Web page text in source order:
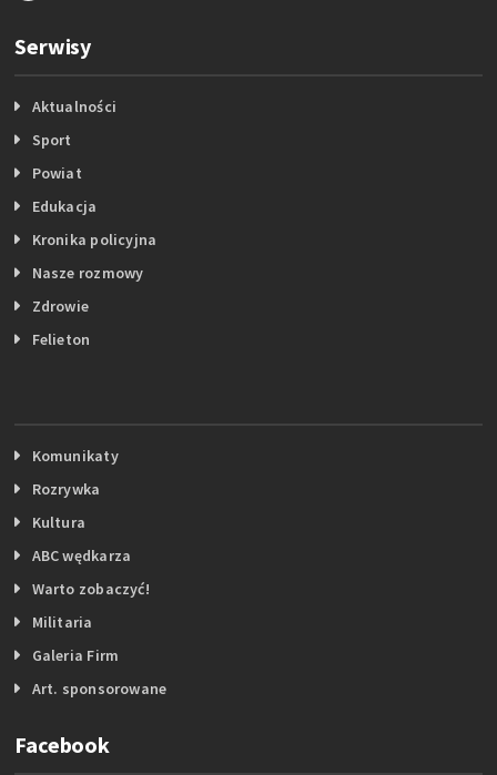
Serwisy
Aktualności
Sport
Powiat
Edukacja
Kronika policyjna
Nasze rozmowy
Zdrowie
Felieton
Komunikaty
Rozrywka
Kultura
ABC wędkarza
Warto zobaczyć!
Militaria
Galeria Firm
Art. sponsorowane
Facebook